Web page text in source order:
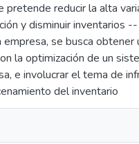
reducir la alta
y disminuir inventarios
se busca
la optimización de un
e involucrar el tema de
del inventario